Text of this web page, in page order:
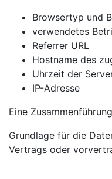
Browsertyp und
verwendetes
Referrer URL
Hostname des
Uhrzeit der
IP-Adresse
Eine
Grundlage für die
Vertrags oder